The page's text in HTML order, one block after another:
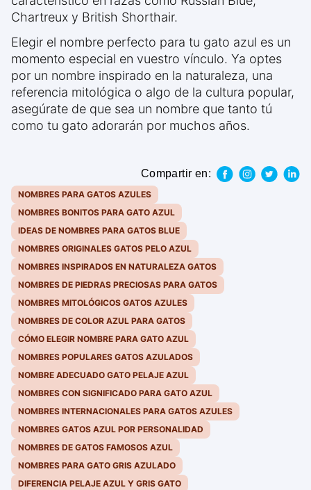
Chartreux y British Shorthair.
Elegir el nombre perfecto para tu gato azul es un
momento especial en vuestro vínculo. Ya optes
por un nombre inspirado en la naturaleza, una
referencia mitológica o algo de la cultura popular,
asegúrate de que sea un nombre que tanto tú
como tu gato adorarán por muchos años.
Compartir en:
NOMBRES PARA GATOS AZULES
NOMBRES BONITOS PARA GATO AZUL
IDEAS DE NOMBRES PARA GATOS BLUE
NOMBRES ORIGINALES GATOS PELO AZUL
NOMBRES INSPIRADOS EN NATURALEZA GATOS
NOMBRES DE PIEDRAS PRECIOSAS PARA GATOS
NOMBRES MITOLÓGICOS GATOS AZULES
NOMBRES DE COLOR AZUL PARA GATOS
CÓMO ELEGIR NOMBRE PARA GATO AZUL
NOMBRES POPULARES GATOS AZULADOS
NOMBRE ADECUADO GATO PELAJE AZUL
NOMBRES CON SIGNIFICADO PARA GATO AZUL
NOMBRES INTERNACIONALES PARA GATOS AZULES
NOMBRES GATOS AZUL POR PERSONALIDAD
NOMBRES DE GATOS FAMOSOS AZUL
NOMBRES PARA GATO GRIS AZULADO
DIFERENCIA PELAJE AZUL Y GRIS GATO